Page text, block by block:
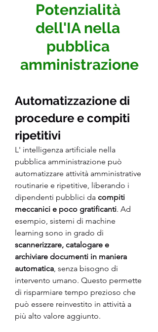
Potenzialità
dell'IA nella
pubblica
amministrazione
Automatizzazione di
procedure e compiti
ripetitivi
L' intelligenza artificiale nella
pubblica amministrazione può
automatizzare attività amministrative
routinarie e ripetitive, liberando i
dipendenti pubblici da compiti
meccanici e poco gratificanti. Ad
esempio, sistemi di machine
learning sono in grado di
scannerizzare, catalogare e
archiviare documenti in maniera
automatica , senza bisogno di
intervento umano. Questo permette
di risparmiare tempo prezioso che
può essere reinvestito in attività a
più alto valore aggiunto.